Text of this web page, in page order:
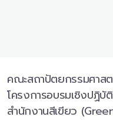
คณะสถาปัตยกรรมศาส
โครงการอบรมเชิงปฏิบั
สำนักงานสีเขียว